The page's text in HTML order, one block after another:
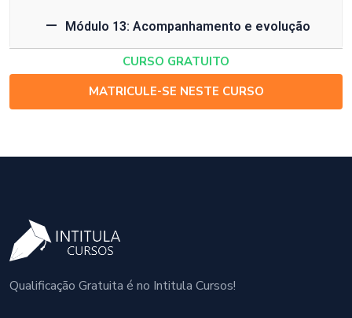
Módulo 13: Acompanhamento e evolução
CURSO GRATUITO
MATRICULE-SE NESTE CURSO
Qualificação Gratuita é no Intitula Cursos!